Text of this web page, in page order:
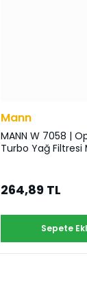
Mann
MANN W 7058 |
Turbo Yağ Filtresi
264,89 TL
Sepete